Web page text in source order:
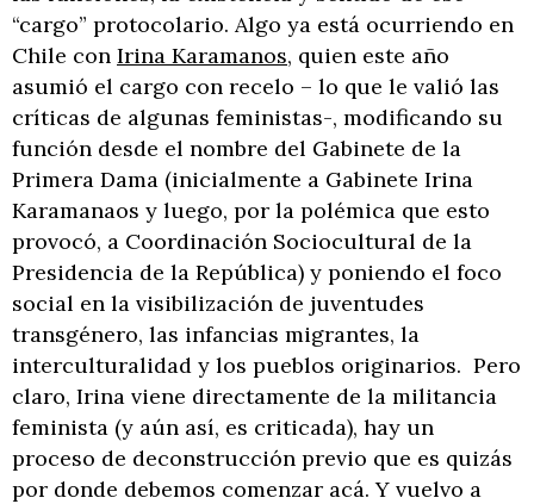
“cargo” protocolario. Algo ya está ocurriendo en
Chile con Irina Karamanos, quien este año
asumió el cargo con recelo – lo que le valió las
críticas de algunas feministas-, modificando su
función desde el nombre del Gabinete de la
Primera Dama (inicialmente a Gabinete Irina
Karamanaos y luego, por la polémica que esto
provocó, a Coordinación Sociocultural de la
Presidencia de la República) y poniendo el foco
social en la visibilización de juventudes
transgénero, las infancias migrantes, la
interculturalidad y los pueblos originarios. Pero
claro, Irina viene directamente de la militancia
feminista (y aún así, es criticada), hay un
proceso de deconstrucción previo que es quizás
por donde debemos comenzar acá. Y vuelvo a